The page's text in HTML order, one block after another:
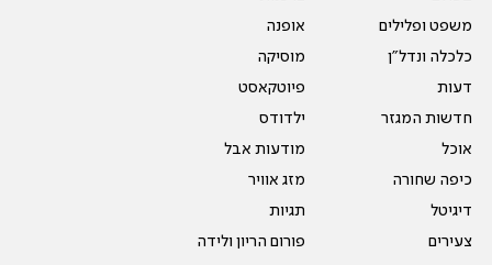
משפט ופלילים
כלכלה ונדל"ן
דעות
חדשות המגזר
אוכל
כיפה שחורה
דיגיטל
צעירים
אופנה
מוסיקה
פיוטקאסט
ילדודס
מודעות אבל
מזג אוויר
תגיות
פורום הריון ולידה